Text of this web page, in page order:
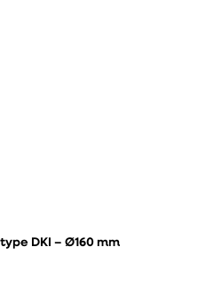
DKI – Ø160 mm